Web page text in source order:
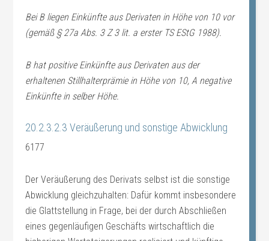
Bei B liegen Einkünfte aus Derivaten in Höhe von 10 vor
(gemäß § 27a Abs. 3 Z 3 lit. a erster TS EStG 1988).
B hat positive Einkünfte aus Derivaten aus der
erhaltenen Stillhalterprämie in Höhe von 10, A negative
Einkünfte in selber Höhe.
20.2.3.2.3 Veräußerung und sonstige Abwicklung
6177
Der Veräußerung des Derivats selbst ist die sonstige
Abwicklung gleichzuhalten: Dafür kommt insbesondere
die Glattstellung in Frage, bei der durch Abschließen
eines gegenläufigen Geschäfts wirtschaftlich die